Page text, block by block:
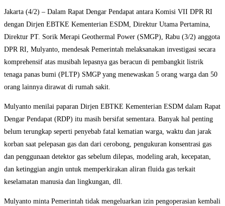
Jakarta (4/2) – Dalam Rapat Dengar Pendapat antara Komisi VII DPR RI
dengan Dirjen EBTKE Kementerian ESDM, Direktur Utama Pertamina,
Direktur PT. Sorik Merapi Geothermal Power (SMGP), Rabu (3/2) anggota
DPR RI, Mulyanto, mendesak Pemerintah melaksanakan investigasi secara
komprehensif atas musibah lepasnya gas beracun di pembangkit listrik
tenaga panas bumi (PLTP) SMGP yang menewaskan 5 orang warga dan 50
orang lainnya dirawat di rumah sakit.
Mulyanto menilai paparan Dirjen EBTKE Kementerian ESDM dalam Rapat
Dengar Pendapat (RDP) itu masih bersifat sementara. Banyak hal penting
belum terungkap seperti penyebab fatal kematian warga, waktu dan jarak
korban saat pelepasan gas dan dari cerobong, pengukuran konsentrasi gas
dan penggunaan detektor gas sebelum dilepas, modeling arah, kecepatan,
dan ketinggian angin untuk memperkirakan aliran fluida gas terkait
keselamatan manusia dan lingkungan, dll.
Mulyanto minta Pemerintah tidak mengeluarkan izin pengoperasian kembali